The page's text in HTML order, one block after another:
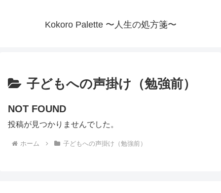
Kokoro Palette 〜人生の処方箋〜
子どもへの声掛け（勉強前）
NOT FOUND
投稿が見つかりませんでした。
ホーム 子どもへの声掛け（勉強前）